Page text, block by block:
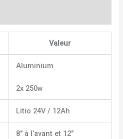
Valeur
Aluminium
2x 250w
Litio 24V / 12Ah
8″ à l’avant et 12″